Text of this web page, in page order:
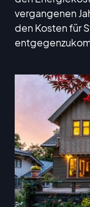
vergangenen
den Kosten für